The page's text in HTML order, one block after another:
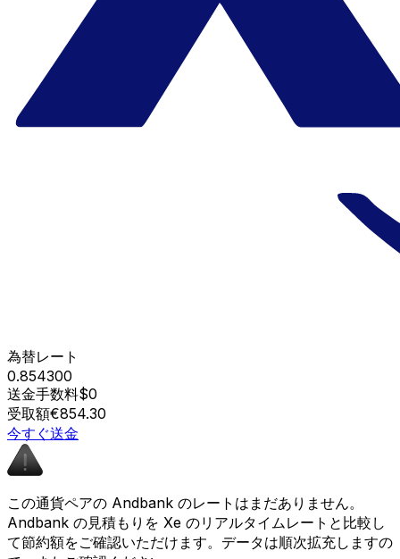
為替レート
0.854300
送金手数料$0
受取額€854.30
今すぐ送金
この通貨ペアの Andbank のレートはまだありません。
Andbank の見積もりを Xe のリアルタイムレートと比較し
て節約額をご確認いただけます。データは順次拡充しますの